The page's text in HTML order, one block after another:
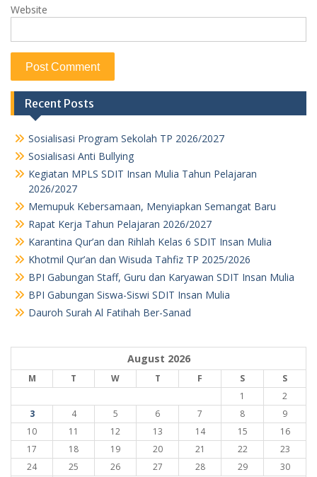
Website
Recent Posts
Sosialisasi Program Sekolah TP 2026/2027
Sosialisasi Anti Bullying
Kegiatan MPLS SDIT Insan Mulia Tahun Pelajaran
2026/2027
Memupuk Kebersamaan, Menyiapkan Semangat Baru
Rapat Kerja Tahun Pelajaran 2026/2027
Karantina Qur’an dan Rihlah Kelas 6 SDIT Insan Mulia
Khotmil Qur’an dan Wisuda Tahfiz TP 2025/2026
BPI Gabungan Staff, Guru dan Karyawan SDIT Insan Mulia
BPI Gabungan Siswa-Siswi SDIT Insan Mulia
Dauroh Surah Al Fatihah Ber-Sanad
August 2026
M T W T F S
S
1
2
3
4 5 6 7 8
9
10
11 12 13 14 15
16
17
18 19 20 21 22
23
24
25 26 27 28 29
30